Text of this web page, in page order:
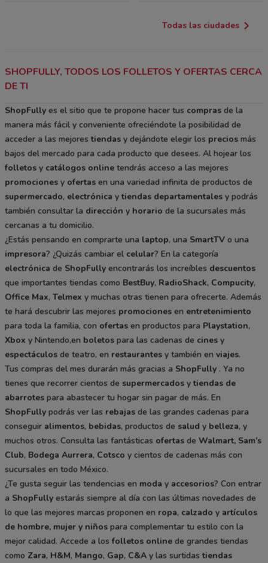
Todas las ciudades
SHOPFULLY, TODOS LOS FOLLETOS Y OFERTAS CERCA
DE TI
ShopFully es el sitio que te propone hacer tus compras de la
manera más fácil y conveniente ofreciéndote la posibilidad de
acceder a las mejorestiendas y dejándote elegir los precios más
bajos del mercado para cada producto que desees. Al hojear los
folletos y catálogos online tendrás acceso a las mejores
promociones y ofertas en una variedad infinita de productos de
supermercado, electrónica ytiendas departamentales y podrás
también consultar la dirección y horario de la sucursales más
cercanas a tu domicilio.
¿Estás pensando en comprarte una laptop, una SmartTV o una
impresora? ¿Quizás cambiar el celular? En la categoría
electrónica de ShopFully encontrarás los increíbles descuentos
que importantes tiendas como BestBuy, RadioShack, Compucity,
Office Max, Telmex y muchas otras tienen para ofrecerte. Además
te hará descubrir las mejores promociones en entretenimiento
para toda la familia, con ofertas en productos para Playstation,
Xbox y Nintendo,en boletos para las cadenas de cines y
espectáculos de teatro, en restaurantes y también en viajes.
Tus compras del mes durarán más gracias a ShopFully . Ya no
tienes que recorrer cientos de supermercados ytiendas de
abarrotes para abastecer tu hogar sin pagar de más. En
ShopFully podrás ver las rebajas de las grandes cadenas para
conseguir alimentos, bebidas, productos de salud y belleza, y
muchos otros. Consulta las fantásticas ofertas de Walmart, Sam’s
Club, Bodega Aurrera, Cotsco y cientos de cadenas más con
sucursales en todo México.
¿Te gusta seguir las tendencias en moda y accesorios? Con entrar
a ShopFully estarás siempre al día con las últimas novedades de
lo que las mejores marcas proponen en ropa, calzado y artículos
de hombre, mujer y niños para complementar tu estilo con la
mejor calidad. Accede a losfolletos online de grandes tiendas
como Zara, H&M, Mango, Gap, C&A y las surtidastiendas